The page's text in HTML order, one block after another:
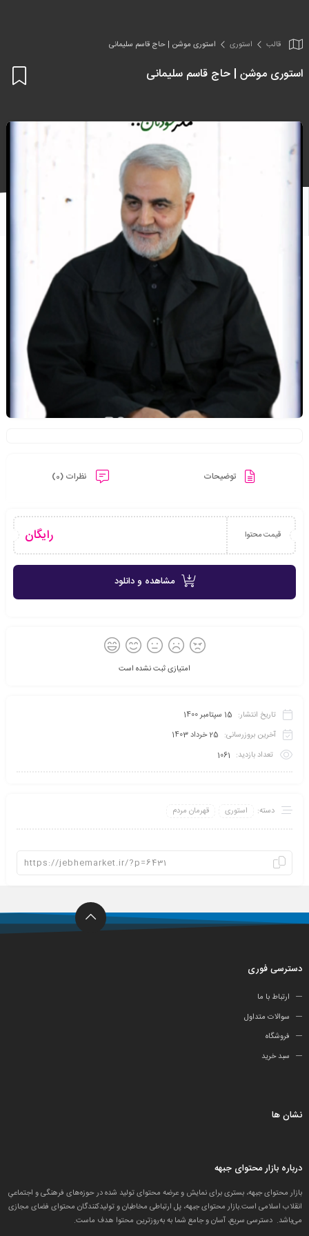
قالب استوری استوری موشن | حاج قاسم سلیمانی
استوری موشن | حاج قاسم سلیمانی
توضیحات نظرات (0)
قیمت محتوا رایگان
مشاهده و دانلود
امتیازی ثبت نشده است
تاریخ انتشار: 15 سپتامبر 1400
آخرین بروزرسانی: 25 خرداد 1403
تعداد بازدید: 1061
دسته: استوری قهرمان مردم
دسترسی فوری
ارتباط با ما
سوالات متداول
فروشگاه
سبد خرید
نشان ها
درباره بازار محتوای جبهه
بازار محتوای جبهه، بستری برای نمایش و عرضه محتوای تولید شده در حوزه‌های فرهنگی و اجتماعیِ
انقلاب اسلامی است.بازار محتوای جبهه، پل ارتباطی مخاطبان و تولید‌کنندگان محتوای فضای مجازی
می‌باشد. دسترسی سریع، آسان و جامع شما به به‌روزترین محتوا هدف ماست.